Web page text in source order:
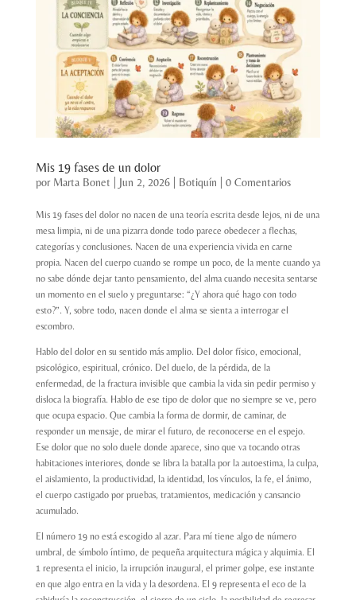
Mis 19 fases de un dolor
por Marta Bonet Jun 2, 2026| Botiquín 0 Comentarios
Mis 19 fases del dolor no nacen de una teoría escrita desde lejos, ni de una
mesa limpia, ni de una pizarra donde todo parece obedecer a flechas,
categorías y conclusiones. Nacen de una experiencia vivida en carne
propia. Nacen del cuerpo cuando se rompe un poco, de la mente cuando ya
no sabe dónde dejar tanto pensamiento, del alma cuando necesita sentarse
un momento en el suelo y preguntarse: “¿Y ahora qué hago con todo
esto?”. Y, sobre todo, nacen donde el alma se sienta a interrogar el
escombro.
Hablo del dolor en su sentido más amplio. Del dolor físico, emocional,
psicológico, espiritual, crónico. Del duelo, de la pérdida, de la
enfermedad, de la fractura invisible que cambia la vida sin pedir permiso y
disloca la biografía. Hablo de ese tipo de dolor que no siempre se ve, pero
que ocupa espacio. Que cambia la forma de dormir, de caminar, de
responder un mensaje, de mirar el futuro, de reconocerse en el espejo.
Ese dolor que no solo duele donde aparece, sino que va tocando otras
habitaciones interiores, donde se libra la batalla por la autoestima, la culpa,
el aislamiento, la productividad, la identidad, los vínculos, la fe, el ánimo,
el cuerpo castigado por pruebas, tratamientos, medicación y cansancio
acumulado.
El número 19 no está escogido al azar. Para mí tiene algo de número
umbral, de símbolo íntimo, de pequeña arquitectura mágica y alquimia. El
1 representa el inicio, la irrupción inaugural, el primer golpe, ese instante
en que algo entra en la vida y la desordena. El 9 representa el eco de la